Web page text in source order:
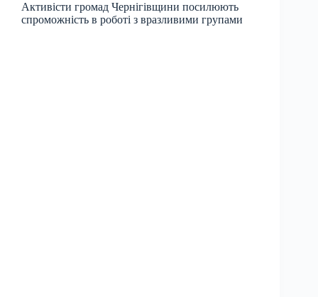
Активісти громад Чернігівщини посилюють
спроможність в роботі з вразливими групами